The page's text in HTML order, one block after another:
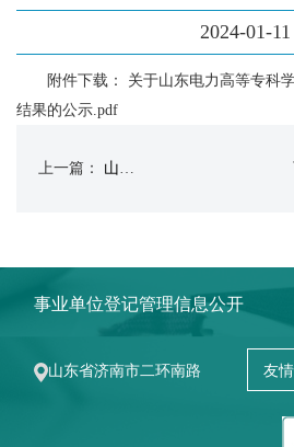
2024-01-11
附件下载： 关于山东电力高等专科
结果的公示.pdf
上一篇： 山东电力高等专科学校职业教育质量报告（2023年度）
事业单位登记管理信息公开
山东省济南市二环南路